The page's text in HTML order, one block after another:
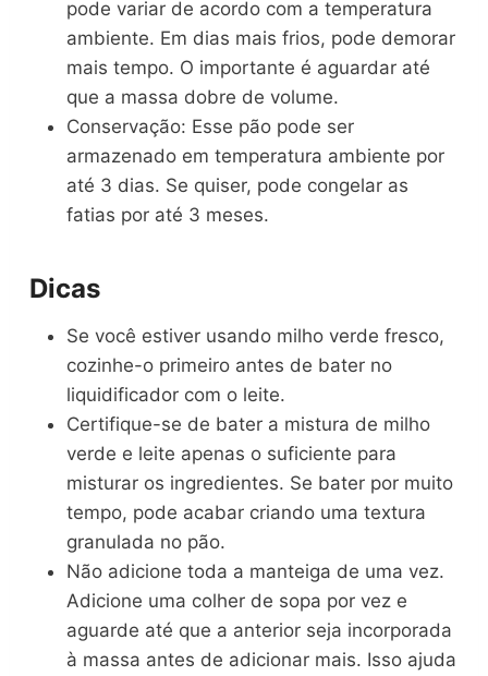
pode variar de acordo com a temperatura
ambiente. Em dias mais frios, pode demorar
mais tempo. O importante é aguardar até
que a massa dobre de volume.
Conservação: Esse pão pode ser
armazenado em temperatura ambiente por
até 3 dias. Se quiser, pode congelar as
fatias por até 3 meses.
Dicas
Se você estiver usando milho verde fresco,
cozinhe-o primeiro antes de bater no
liquidificador com o leite.
Certifique-se de bater a mistura de milho
verde e leite apenas o suficiente para
misturar os ingredientes. Se bater por muito
tempo, pode acabar criando uma textura
granulada no pão.
Não adicione toda a manteiga de uma vez.
Adicione uma colher de sopa por vez e
aguarde até que a anterior seja incorporada
à massa antes de adicionar mais. Isso ajuda